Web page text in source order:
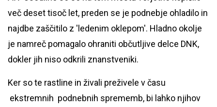
več deset tisoč let, preden se je podnebje ohladilo in
najdbe zaščitilo z 'ledenim oklepom'. Hladno okolje
je namreč pomagalo ohraniti občutljive delce DNK,
dokler jih niso odkrili znanstveniki.
Ker so te rastline in živali preživele v času
ekstremnih podnebnih sprememb, bi lahko njihov